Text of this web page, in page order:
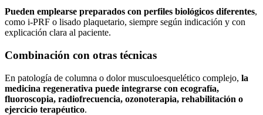
Pueden emplearse preparados con perfiles biológicos diferentes,
como i-PRF o lisado plaquetario, siempre según indicación y con
explicación clara al paciente.
Combinación con otras técnicas
En patología de columna o dolor musculoesquelético complejo, la
medicina regenerativa puede integrarse con ecografía,
fluoroscopia, radiofrecuencia, ozonoterapia, rehabilitación o
ejercicio terapéutico.